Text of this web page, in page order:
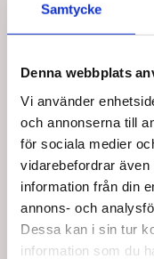
Samtycke
Denna webbplats
Vi använder
och annonserna till
för sociala medier
vidarebefordrar
information från din
annons- och
Dessa kan i sin tur
information som du
Köptes